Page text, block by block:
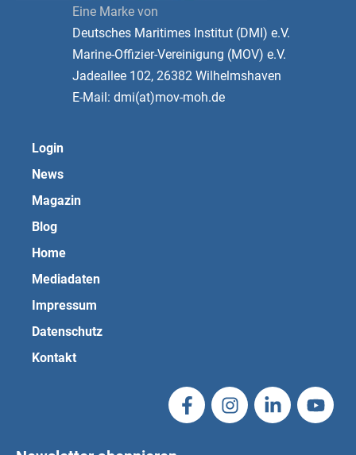
Eine Marke von
Deutsches Maritimes Institut (DMI) e.V.
Marine-Offizier-Vereinigung (MOV) e.V.
Jadeallee 102, 26382 Wilhelmshaven
E-Mail: dmi(at)mov-moh.de
Login
News
Magazin
Blog
Home
Mediadaten
Impressum
Datenschutz
Kontakt